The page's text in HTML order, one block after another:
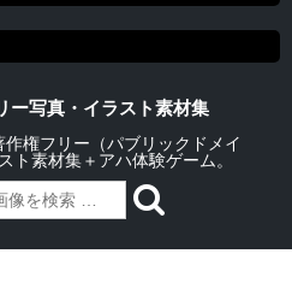
ー写真・イラスト素材集
権フリー（パブリックドメイ
ト素材集＋アハ体験ゲーム。